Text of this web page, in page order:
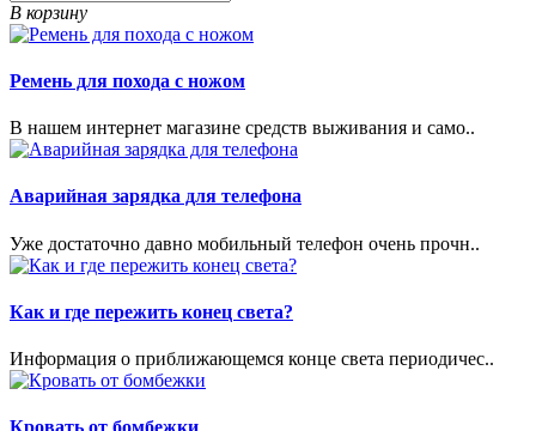
В корзину
Ремень для похода с ножом
В нашем интернет магазине средств выживания и само..
Аварийная зарядка для телефона
Уже достаточно давно мобильный телефон очень прочн..
Как и где пережить конец света?
Информация о приближающемся конце света периодичес..